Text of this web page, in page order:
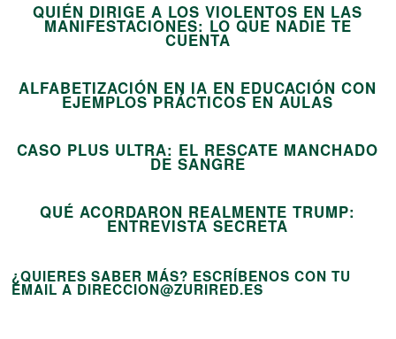
QUIÉN DIRIGE A LOS VIOLENTOS EN LAS
MANIFESTACIONES: LO QUE NADIE TE
CUENTA
ALFABETIZACIÓN EN IA EN EDUCACIÓN CON
EJEMPLOS PRÁCTICOS EN AULAS
CASO PLUS ULTRA: EL RESCATE MANCHADO
DE SANGRE
QUÉ ACORDARON REALMENTE TRUMP:
ENTREVISTA SECRETA
¿QUIERES SABER MÁS? ESCRÍBENOS CON TU
EMAIL A DIRECCION@ZURIRED.ES